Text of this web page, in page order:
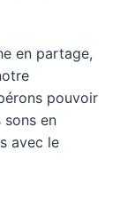
en partage,
pouvoir
sons en
avec le